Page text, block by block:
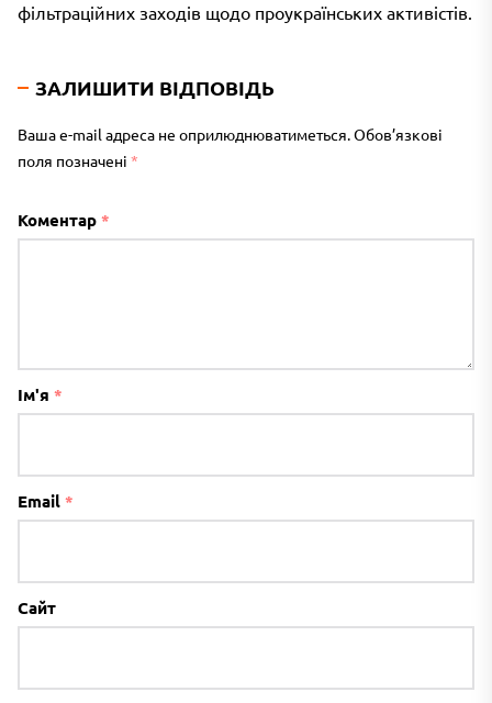
фільтраційних заходів щодо проукраїнських активістів.
ЗАЛИШИТИ ВІДПОВІДЬ
Ваша e-mail адреса не оприлюднюватиметься.Обов’язкові
поля позначені *
Коментар *
Ім'я *
Email *
Сайт